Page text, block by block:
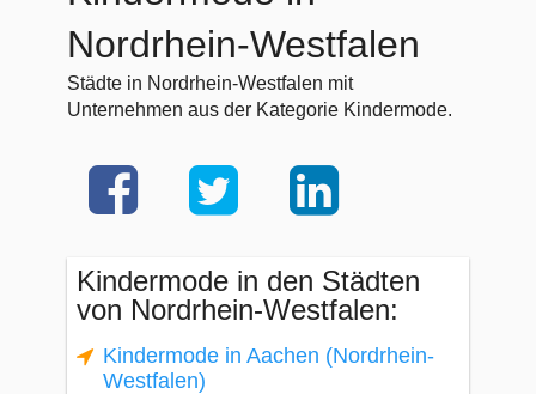
Nordrhein-Westfalen
Städte in Nordrhein-Westfalen mit
Unternehmen aus der Kategorie Kindermode.
Kindermode in den Städten
von Nordrhein-Westfalen:
Kindermode in Aachen (Nordrhein-
Westfalen)